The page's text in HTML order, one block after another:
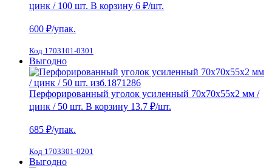
цинк / 100 шт. В корзину 6 ₽/шт.
600 ₽/упак.
Код 1703101-0301
Выгодно
Перфорированный уголок усиленный 70х70х55х2 мм /
цинк / 50 шт. В корзину 13.7 ₽/шт.
685 ₽/упак.
Код 1703301-0201
Выгодно